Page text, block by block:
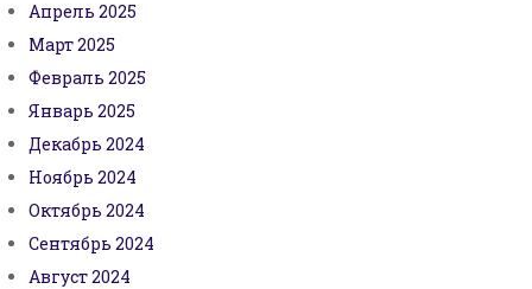
Апрель 2025
Март 2025
Февраль 2025
Январь 2025
Декабрь 2024
Ноябрь 2024
Октябрь 2024
Сентябрь 2024
Август 2024